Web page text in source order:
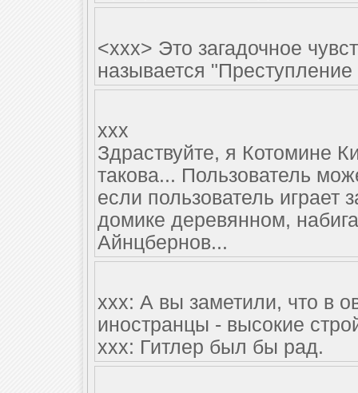
<xxx> Это загадочное
называется
xxx
Здраствуйте, я Котомине
такова... Пользователь
если пользователь
домике деревянном,
Айнцбернов...
ххх: А вы заметили, что в
иностранцы - высокие
ххх: Гитлер был бы рад.